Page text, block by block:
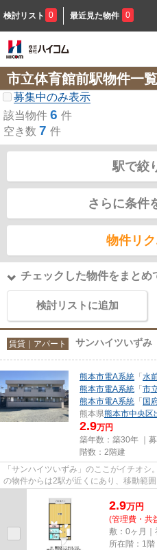
検討リスト 0 最近見た物件 0
市立体育館前駅物件一覧
募集中のみ表示
該当物件 6 件
空き数 7 件
駅で絞
さらに条件
物件リ
チェックした物件をまとめ
検討リストに追加
賃貸｜アパート サンハイツいずみ
熊本市電A系統 「 水
熊本市電A系統 「 市
熊本市電A系統 「 国
熊本県熊本市中央区
2.9万円
築年数：築30年 ｜募
階数：2階建
「サンハイツいずみ」のここがイチオ
の物件からは2駅が近くにあり、移動範
2.9万円
(管理費・共
敷：0ヶ月｜
所在階：1階